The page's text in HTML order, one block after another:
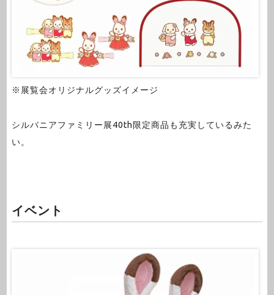
※展覧会オリジナルグッズイメージ
シルバニアファミリー展40th限定商品も充実しているみた
い。
イベント